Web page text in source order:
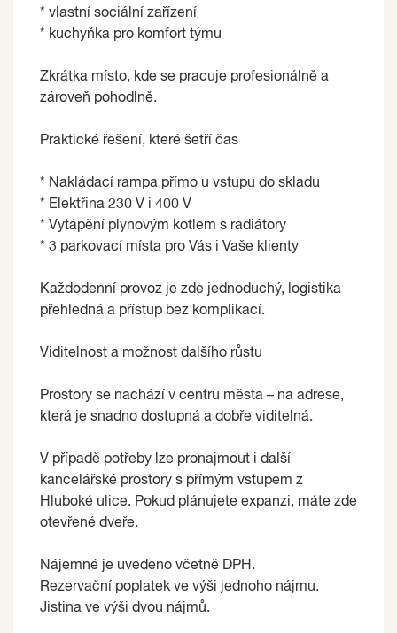
* vlastní sociální zařízení
* kuchyňka pro komfort týmu
Zkrátka místo, kde se pracuje profesionálně a
zároveň pohodlně.
Praktické řešení, které šetří čas
* Nakládací rampa přímo u vstupu do skladu
* Elektřina 230 V i 400 V
* Vytápění plynovým kotlem s radiátory
* 3 parkovací místa pro Vás i Vaše klienty
Každodenní provoz je zde jednoduchý, logistika
přehledná a přístup bez komplikací.
Viditelnost a možnost dalšího růstu
Prostory se nachází v centru města – na adrese,
která je snadno dostupná a dobře viditelná.
V případě potřeby lze pronajmout i další
kancelářské prostory s přímým vstupem z
Hluboké ulice. Pokud plánujete expanzi, máte zde
otevřené dveře.
Nájemné je uvedeno včetně DPH.
Rezervační poplatek ve výši jednoho nájmu.
Jistina ve výši dvou nájmů.